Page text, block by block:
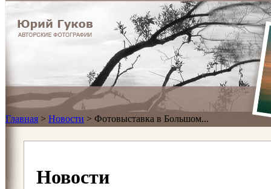
Главная > Новости > Фотовыставка в Большом...
Новости